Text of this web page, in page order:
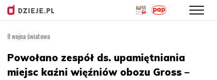
treści
II wojna światowa
Powołano zespół ds. upamiętniania
miejsc kaźni więźniów obozu Gross –